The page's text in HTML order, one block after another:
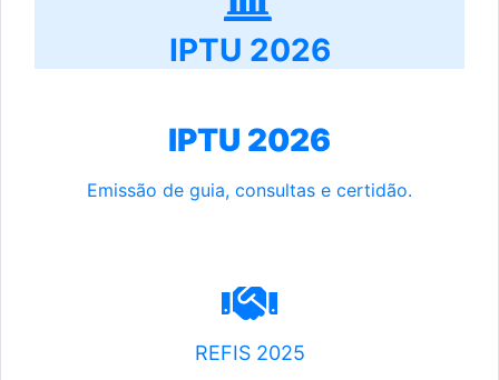
IPTU 2026
IPTU 2026
Emissão de guia, consultas e certidão.
REFIS 2025